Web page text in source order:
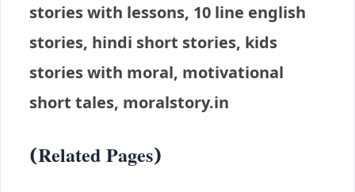
stories with lessons, 10 line english
stories, hindi short stories, kids
stories with moral, motivational
short tales, moralstory.in
(Related Pages)